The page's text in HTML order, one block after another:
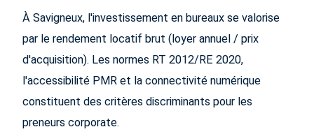
À Savigneux, l'investissement en bureaux se valorise
par le rendement locatif brut (loyer annuel / prix
d'acquisition). Les normes RT 2012/RE 2020,
l'accessibilité PMR et la connectivité numérique
constituent des critères discriminants pour les
preneurs corporate.